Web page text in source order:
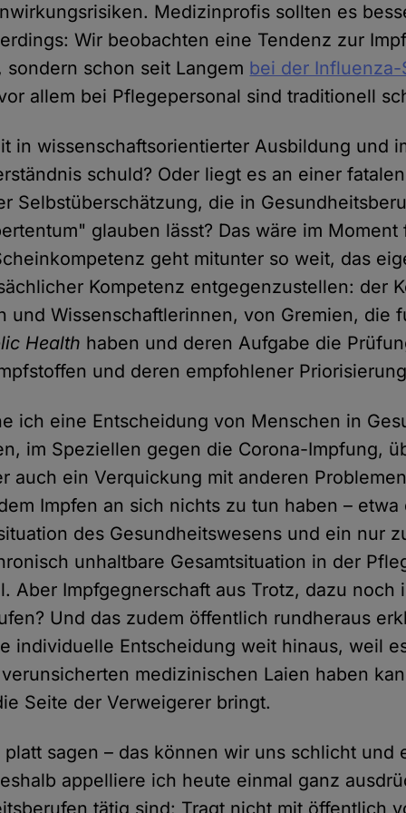
Medizinprofis sollten es
Wir beobachten eine Tendenz zur
schon seit Langem bei der
allem bei Pflegepersonal sind traditionell
in wissenschaftsorientierter Ausbildung und
schuld? Oder liegt es an einer
Selbstüberschätzung, die in
glauben lässt? Das wäre im
geht mitunter so weit, das
Kompetenz entgegenzustellen: der
und Wissenschaftlerinnen, von Gremien, die
Health haben und deren Aufgabe die
und deren empfohlener
ich eine Entscheidung von Menschen in
im Speziellen gegen die Corona-Impfung,
auch ein Verquickung mit anderen
Impfen an sich nichts zu tun haben –
des Gesundheitswesens und ein nur
unhaltbare Gesamtsituation in der
Aber Impfgegnerschaft aus Trotz, dazu noch
Und das zudem öffentlich rundheraus
individuelle Entscheidung weit hinaus, weil
medizinischen Laien haben
Seite der Verweigerer bringt.
platt sagen – das können wir uns schlicht und
appelliere ich heute einmal ganz